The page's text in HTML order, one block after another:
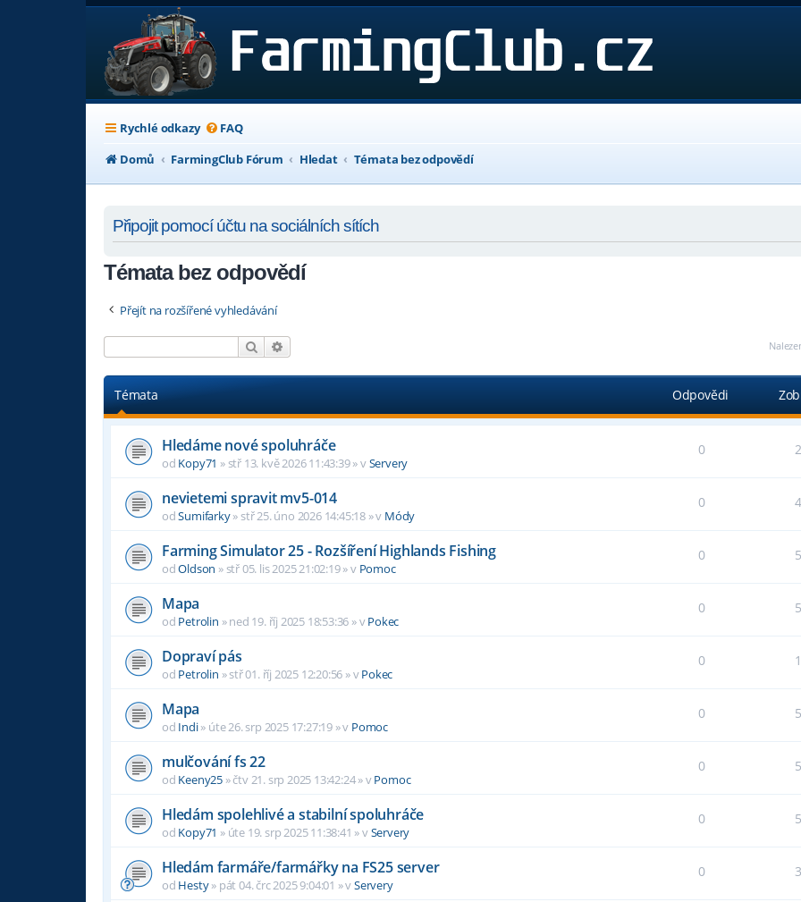
Rychlé odkazy FAQ
Domů
FarmingClub Fórum Hledat Témata bez odpovědí
Připojit pomocí účtu na sociálních sítích
Témata bez odpovědí
Přejít na rozšířené vyhledávání
Hledat
Témata Odpovědi
Hledáme nové spoluhráče
od Kopy71 » stř 13. kvě 2026 11:43:39» vServery
0
nevietemi spravit mv5-014
odSumifarky» stř 25. úno 2026 14:45:18 » v Módy
0
Farming Simulator 25 - Rozšíření Highlands Fishing
odOldson » stř 05. lis 2025 21:02:19» v Pomoc
0
Mapa
od Petrolin »ned 19. říj 2025 18:53:36 » vPokec
0
Dopraví pás
od Petrolin »stř 01. říj 2025 12:20:56 » vPokec
0
Mapa
od Indi» úte 26. srp 2025 17:27:19 » v Pomoc
0
mulčování fs 22
od Keeny25 »čtv 21. srp 2025 13:42:24» vPomoc
0
Hledám spolehlivé a stabilní spoluhráče
od Kopy71 » úte 19. srp 2025 11:38:41 » vServery
0
Hledám farmáře/farmářky na FS25 server
od Hesty» pát 04. črc 2025 9:04:01 » vServery
0